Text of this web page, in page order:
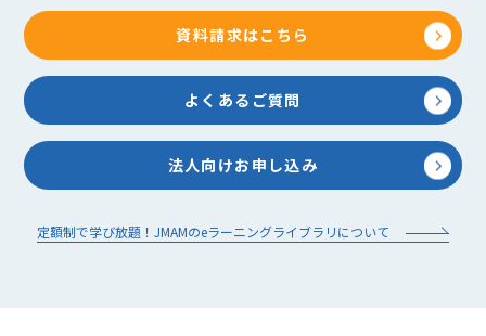
資料請求はこちら
よくあるご質問
法人向けお申し込み
定額制で学び放題！JMAMのeラーニングライブラリについて